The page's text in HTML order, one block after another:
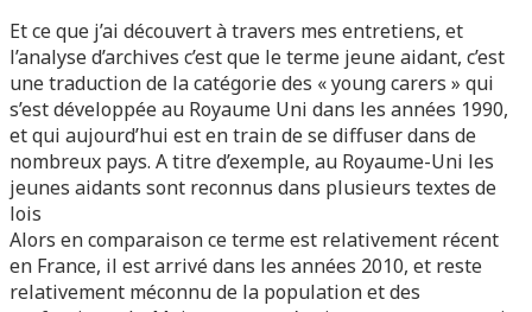
Et ce que j’ai découvert à travers mes entretiens, et
l’analyse d’archives c’est que le terme jeune aidant, c’est
une traduction de la catégorie des « young carers » qui
s’est développée au Royaume Uni dans les années 1990,
et qui aujourd’hui est en train de se diffuser dans de
nombreux pays. A titre d’exemple, au Royaume-Uni les
jeunes aidants sont reconnus dans plusieurs textes de
lois
Alors en comparaison ce terme est relativement récent
en France, il est arrivé dans les années 2010, et reste
relativement méconnu de la population et des